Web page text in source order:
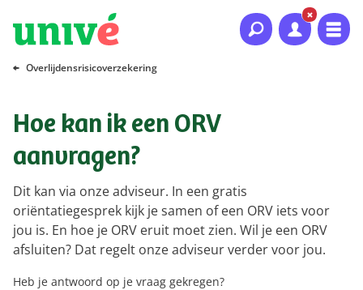
Naar hoofdinhoud
Naar hoofdnavigatie
Naar footer
Overlijdensrisicoverzekering
Hoe kan ik een ORV
aanvragen?
Dit kan via onze adviseur. In een gratis
oriëntatiegesprek kijk je samen of een ORV iets voor
jou is. En hoe je ORV eruit moet zien. Wil je een ORV
afsluiten? Dat regelt onze adviseur verder voor jou.
Heb je antwoord op je vraag gekregen?